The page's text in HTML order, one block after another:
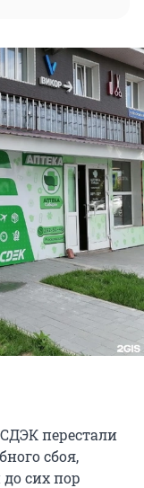
перестали
сбоя,
сих пор